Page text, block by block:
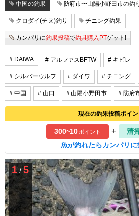
中国の釣果 防府市〜山陽小野田市の釣
クロダイ(チヌ)釣り チニング釣果
カンパリに釣果投稿で釣具購入PTゲット!
# DAIWA # アルファスBFTW # キビレ
# シルバーウルフ # ダイワ # チニング
# 中国 # 山口 # 山陽小野田市 # 防府
現在の釣果投稿ポイン
300~10ポイント +
清
魚が釣れたらカンパリに
1/5